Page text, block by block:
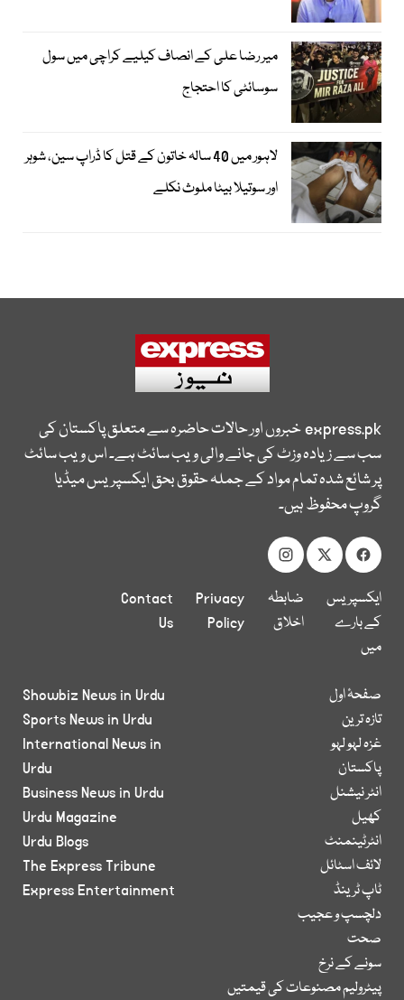
میر رضا علی کے انصاف کیلیے کراچی میں سول
سوسائٹی کا احتجاج
لاہور میں 40 سالہ خاتون کے قتل کا ڈراپ سین، شوہر
اور سوتیلا بیٹا ملوث نکلے
express.pkخبروں اور حالات حاضرہ سے متعلق پاکستان کی
سب سے زیادہ وزٹ کی جانے والی ویب سائٹ ہے۔ اس ویب سائٹ
پر شائع شدہ تمام مواد کے جملہ حقوق بحق ایکسپریس میڈیا
گروپ محفوظ ہیں۔
ایکسپریس
کے بارے
میں
ضابطہ
اخلاق
Privacy
Policy
Contact
Us
صفحۂ اول
تازہ ترین
غزہ لہو لہو
پاکستان
انٹر نیشنل
کھیل
انٹرٹینمنٹ
لائف اسٹائل
ٹاپ ٹرینڈ
دلچسپ و عجیب
صحت
سونے کے نرخ
پیٹرولیم مصنوعات کی قیمتیں
Showbiz News in Urdu
Sports News in Urdu
International News in
Urdu
Business News in Urdu
Urdu Magazine
Urdu Blogs
The Express Tribune
Express Entertainment